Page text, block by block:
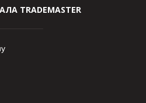
TRADEMASTER